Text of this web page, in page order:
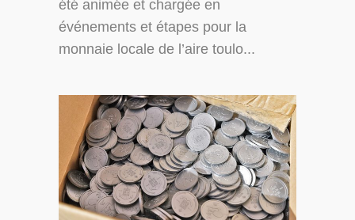
été animée et chargée en
événements et étapes pour la
monnaie locale de l’aire toulo...